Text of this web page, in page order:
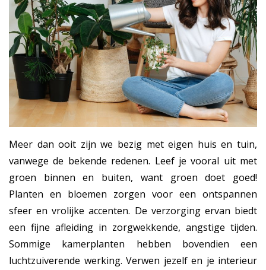
Meer dan ooit zijn we bezig met eigen huis en tuin,
vanwege de bekende redenen. Leef je vooral uit met
groen binnen en buiten, want groen doet goed!
Planten en bloemen zorgen voor een ontspannen
sfeer en vrolijke accenten. De verzorging ervan biedt
een fijne afleiding in zorgwekkende, angstige tijden.
Sommige kamerplanten hebben bovendien een
luchtzuiverende werking. Verwen jezelf en je interieur